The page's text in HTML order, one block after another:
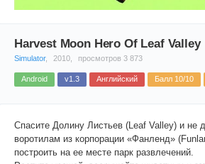
Harvest Moon Hero Of Leaf Valley
Simulator, 2010, просмотров 3 873
Android v1.3 Английский Балл 10/10
Спасите Долину Листьев (Leaf Valley) и не
воротилам из корпорации «Фанленд»
построить на ее месте парк развлечений.